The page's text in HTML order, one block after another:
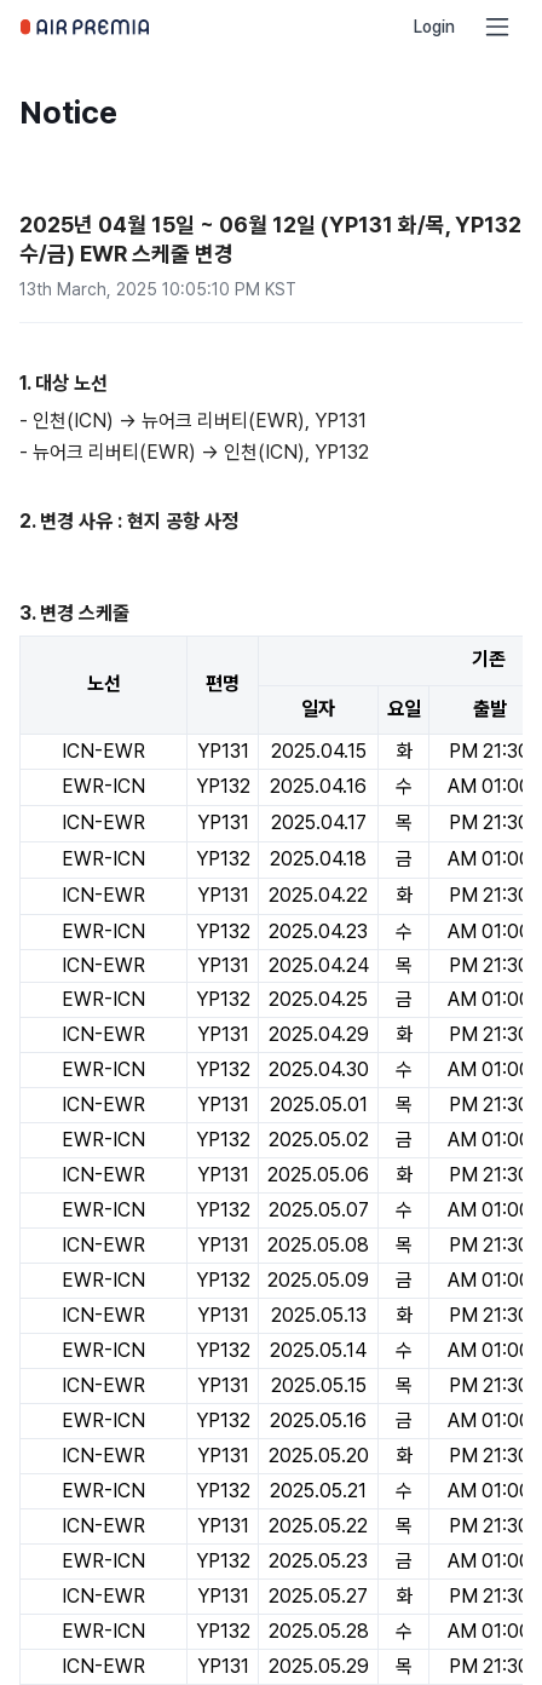
Login
Notice
2025년 04월 15일 ~ 06월 12일 (YP131 화/목, YP132
수/금) EWR 스케줄 변경
13th March, 2025 10:05:10 PM KST
1. 대상 노선
- 인천(ICN) -> 뉴어크 리버티(EWR), YP131
- 뉴어크 리버티(EWR) -> 인천(ICN), YP132
2. 변경 사유 : 현지 공항 사정
3. 변경 스케줄
노선 편명
기존
일자 요일
출발
ICN-EWR
YP131 2025.04.15 화
PM 21:30
EWR-ICN
YP132 2025.04.16 수
AM 01:00
ICN-EWR
YP131 2025.04.17 목
PM 21:30
EWR-ICN
YP132 2025.04.18 금
AM 01:00
ICN-EWR
YP131 2025.04.22 화
PM 21:30
EWR-ICN
YP132 2025.04.23 수
AM 01:00
ICN-EWR
YP131 2025.04.24 목
PM 21:30
EWR-ICN
YP132 2025.04.25 금
AM 01:00
ICN-EWR
YP131 2025.04.29 화
PM 21:30
EWR-ICN
YP132 2025.04.30 수
AM 01:00
ICN-EWR
YP131 2025.05.01 목
PM 21:30
EWR-ICN
YP132 2025.05.02 금
AM 01:00
ICN-EWR
YP131 2025.05.06 화
PM 21:30
EWR-ICN
YP132 2025.05.07 수
AM 01:00
ICN-EWR
YP131 2025.05.08 목
PM 21:30
EWR-ICN
YP132 2025.05.09 금
AM 01:00
ICN-EWR
YP131 2025.05.13 화
PM 21:30
EWR-ICN
YP132 2025.05.14 수
AM 01:00
ICN-EWR
YP131 2025.05.15 목
PM 21:30
EWR-ICN
YP132 2025.05.16 금
AM 01:00
ICN-EWR
YP131 2025.05.20 화
PM 21:30
EWR-ICN
YP132 2025.05.21 수
AM 01:00
ICN-EWR
YP131 2025.05.22 목
PM 21:30
EWR-ICN
YP132 2025.05.23 금
AM 01:00
ICN-EWR
YP131 2025.05.27 화
PM 21:30
EWR-ICN
YP132 2025.05.28 수
AM 01:00
ICN-EWR
YP131 2025.05.29 목
PM 21:30